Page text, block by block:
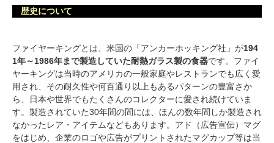
歴史について
ファイヤーキングとは、米国の「アンカーホッキング社」が194
1年～1986年まで製造していた耐熱ガラス製の食器です。ファイ
ヤーキングは当時のアメリカの一般家庭やレストランでも広く愛
用され、その耐久性や何百通り以上もあるパターンの豊富さか
ら、日本や世界でもたくさんのコレクターに愛され続けていま
す。製造されていた30年間の間には、ほんの数年間しか製造され
なかったレア・アイテムなどもあります。アド（広告宣伝）マグ
をはじめ、企業のロゴや広告がプリントされたマグカップ等は当